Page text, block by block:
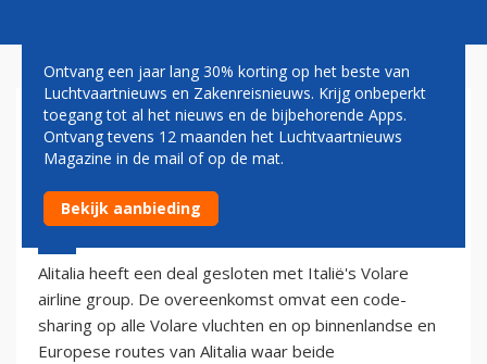
ALITALIA SLUIT DEAL MET
VOLTARE
13 juni 2002 - 2:00
Alitalia heeft een deal gesloten met Italië's Volare
airline group. De overeenkomst omvat een code-
sharing op alle Volare vluchten en op binnenlandse en
Europese routes van Alitalia waar beide
Ontvang een jaar lang 30% korting op het beste van
Luchtvaartnieuws en Zakenreisnieuws. Krijg onbeperkt
toegang tot al het nieuws en de bijbehorende Apps.
Ontvang tevens 12 maanden het Luchtvaartnieuws
Magazine in de mail of op de mat.
Bekijk aanbieding